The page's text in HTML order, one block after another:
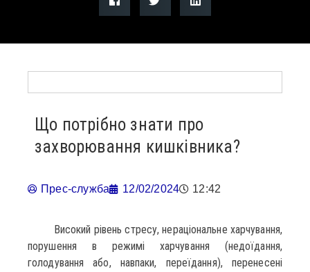
Що потрібно знати про
захворювання кишківника?
Прес-служба 12/02/2024 12:42
Високий рівень стресу, нераціональне харчування,
порушення в режимі харчування (недоїдання,
голодування або, навпаки, переїдання), перенесені